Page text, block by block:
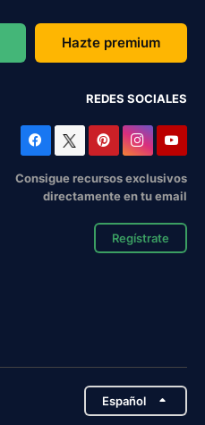
Hazte premium
REDES SOCIALES
Consigue recursos exclusivos
directamente en tu email
Regístrate
Español